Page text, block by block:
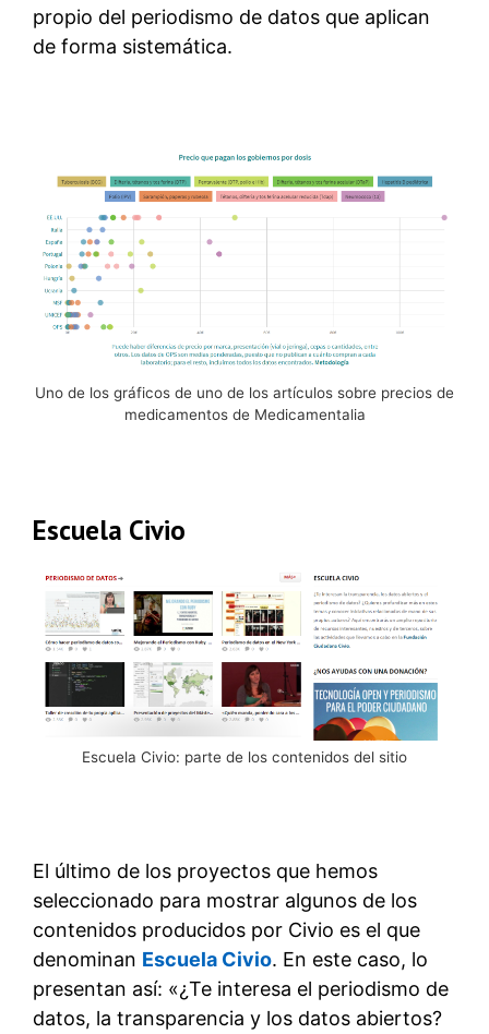
propio del periodismo de datos que aplican
de forma sistemática.
Uno de los gráficos de uno de los artículos sobre precios de
medicamentos de Medicamentalia
Escuela Civio
Escuela Civio: parte de los contenidos del sitio
El último de los proyectos que hemos
seleccionado para mostrar algunos de los
contenidos producidos por Civio es el que
denominan Escuela Civio. En este caso, lo
presentan así: «¿Te interesa el periodismo de
datos, la transparencia y los datos abiertos?